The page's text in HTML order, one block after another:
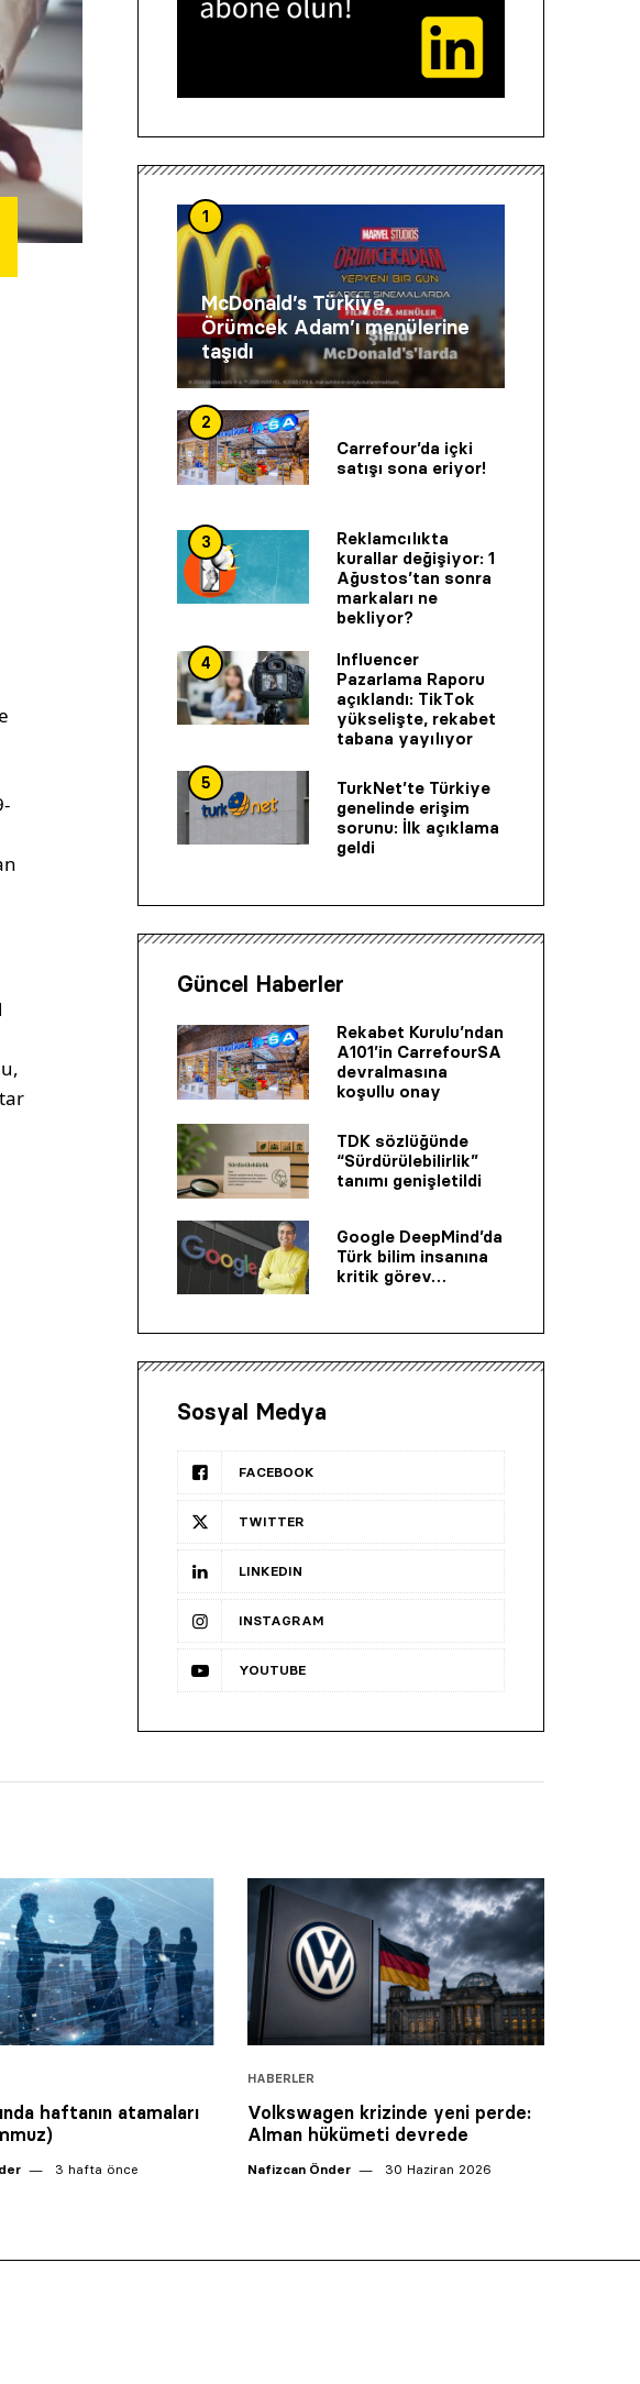
1
McDonald’s Türkiye,
Örümcek Adam’ı menülerine
taşıdı
2
Carrefour’da içki
satışı sona eriyor!
3
Reklamcılıkta
kurallar değişiyor: 1
Ağustos’tan sonra
markaları ne
bekliyor?
4
Influencer
Pazarlama Raporu
açıklandı: TikTok
yükselişte, rekabet
tabana yayılıyor
5
TurkNet’te Türkiye
genelinde erişim
sorunu: İlk açıklama
geldi
Güncel Haberler
Rekabet Kurulu’ndan
A101’in CarrefourSA
devralmasına
koşullu onay
TDK sözlüğünde
“Sürdürülebilirlik”
tanımı genişletildi
Google DeepMind’da
Türk bilim insanına
kritik görev…
Sosyal Medya
FACEBOOK
TWITTER
LINKEDIN
INSTAGRAM
YOUTUBE
haftanın atamaları
3 hafta önce
HABERLER
Volkswagen krizinde yeni perde:
Alman hükümeti devrede
Nafizcan Önder 30 Haziran 2026